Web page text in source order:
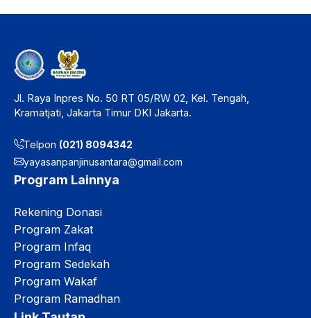
Jl. Raya Inpres No. 50 RT 05/RW 02, Kel. Tengah,
Kramatjati, Jakarta Timur DKI Jakarta.
Telpon (021) 8094342
yayasanpanjinusantara@gmail.com
Program Lainnya
Rekening Donasi
Program Zakat
Program Infaq
Program Sedekah
Program Wakaf
Program Ramadhan